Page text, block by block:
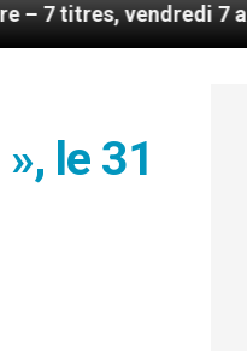
7 août 2026
le 31